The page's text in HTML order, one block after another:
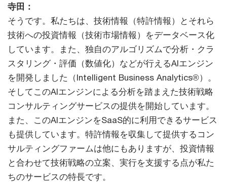
寺田：
そうです。私たちは、技術情報（特許情報）とそれら
技術への投資情報（技術市場情報）をデータベース化
しています。また、独自のアルゴリズムで分析・クラ
スタリング・評価（数値化）などが行えるAIエンジン
を開発しました（Intelligent Business Analytics®）。
そしてこのAIエンジンによる分析を踏まえた技術戦略
コンサルティングサービスの提供を開始しています。
また、このAIエンジンをSaaS的に利用できるサービス
も提供しています。特許情報を収集して提供するコン
サルティングファームは他にもありますが、投資情報
と合わせて技術戦略の立案、実行を支援する点が私た
ちのサービスの特長です。